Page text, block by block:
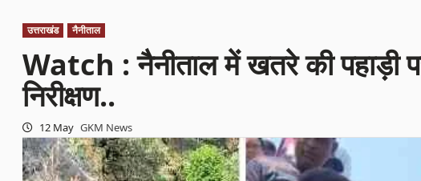
उत्तराखंड नैनीताल
Watch : नैनीताल में खतरे की पहाड़ी
निरीक्षण..
12 May GKM News